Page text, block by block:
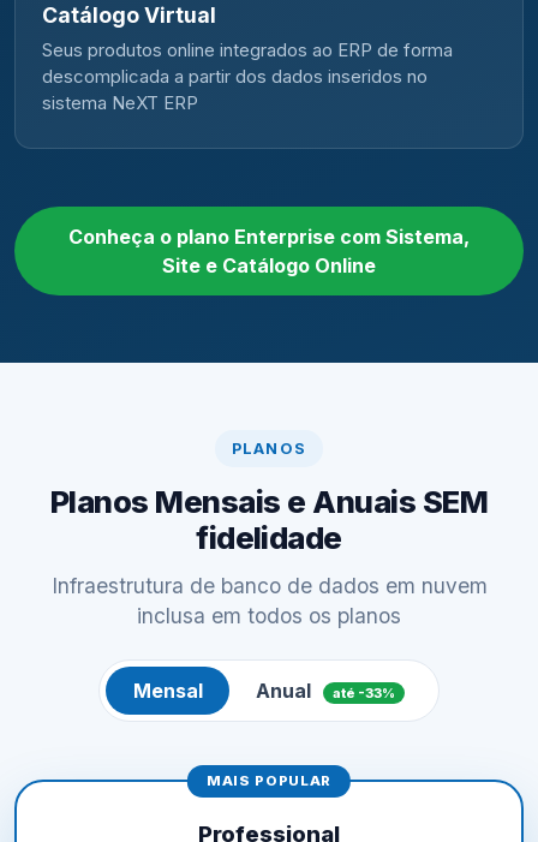
Catálogo Virtual
Seus produtos online integrados ao ERP de forma
descomplicada a partir dos dados inseridos no
sistema NeXT ERP
Conheça o plano Enterprise com Sistema,
Site e Catálogo Online
PLANOS
Planos Mensais e Anuais SEM
fidelidade
Infraestrutura de banco de dados em nuvem
inclusa em todos os planos
Mensal Anual até -33%
MAIS POPULAR
Professional